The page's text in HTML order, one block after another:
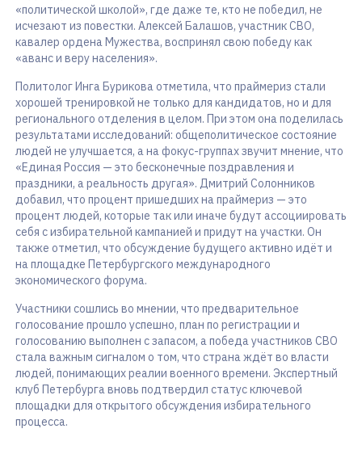
«политической школой», где даже те, кто не победил, не
исчезают из повестки. Алексей Балашов, участник СВО,
кавалер ордена Мужества, воспринял свою победу как
«аванс и веру населения».
Политолог Инга Бурикова отметила, что праймериз стали
хорошей тренировкой не только для кандидатов, но и для
регионального отделения в целом. При этом она поделилась
результатами исследований: общеполитическое состояние
людей не улучшается, а на фокус-группах звучит мнение, что
«Единая Россия — это бесконечные поздравления и
праздники, а реальность другая». Дмитрий Солонников
добавил, что процент пришедших на праймериз — это
процент людей, которые так или иначе будут ассоциировать
себя с избирательной кампанией и придут на участки. Он
также отметил, что обсуждение будущего активно идёт и
на площадке Петербургского международного
экономического форума.
Участники сошлись во мнении, что предварительное
голосование прошло успешно, план по регистрации и
голосованию выполнен с запасом, а победа участников СВО
стала важным сигналом о том, что страна ждёт во власти
людей, понимающих реалии военного времени. Экспертный
клуб Петербурга вновь подтвердил статус ключевой
площадки для открытого обсуждения избирательного
процесса.